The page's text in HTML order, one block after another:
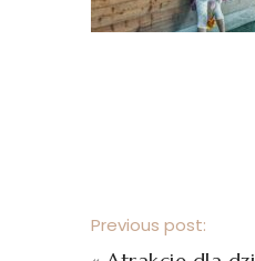
Previous post: